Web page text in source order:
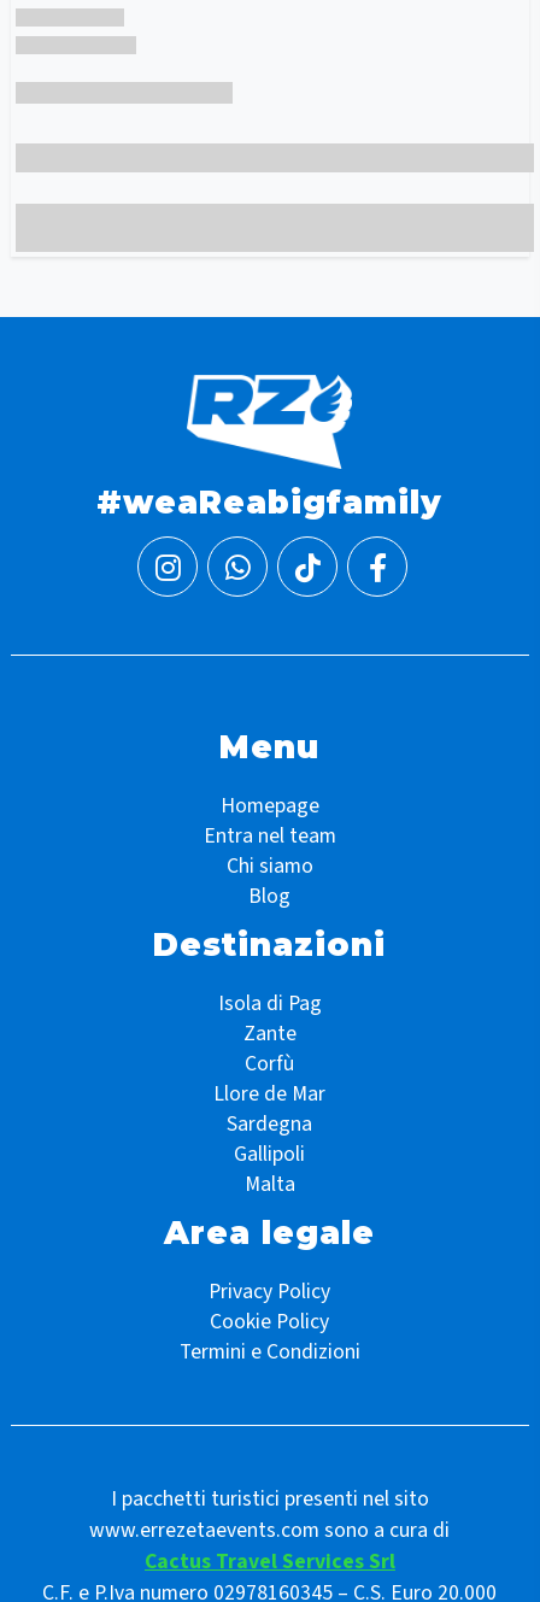
#weaReabigfamily
Menu
Homepage
Entra nel team
Chi siamo
Blog
Destinazioni
Isola di Pag
Zante
Corfù
Llore de Mar
Sardegna
Gallipoli
Malta
Area legale
Privacy Policy
Cookie Policy
Termini e Condizioni
I pacchetti turistici presenti nel sito
www.errezetaevents.com sono a cura di
Cactus Travel Services Srl
C.F. e P.Iva numero 02978160345 – C.S. Euro 20.000